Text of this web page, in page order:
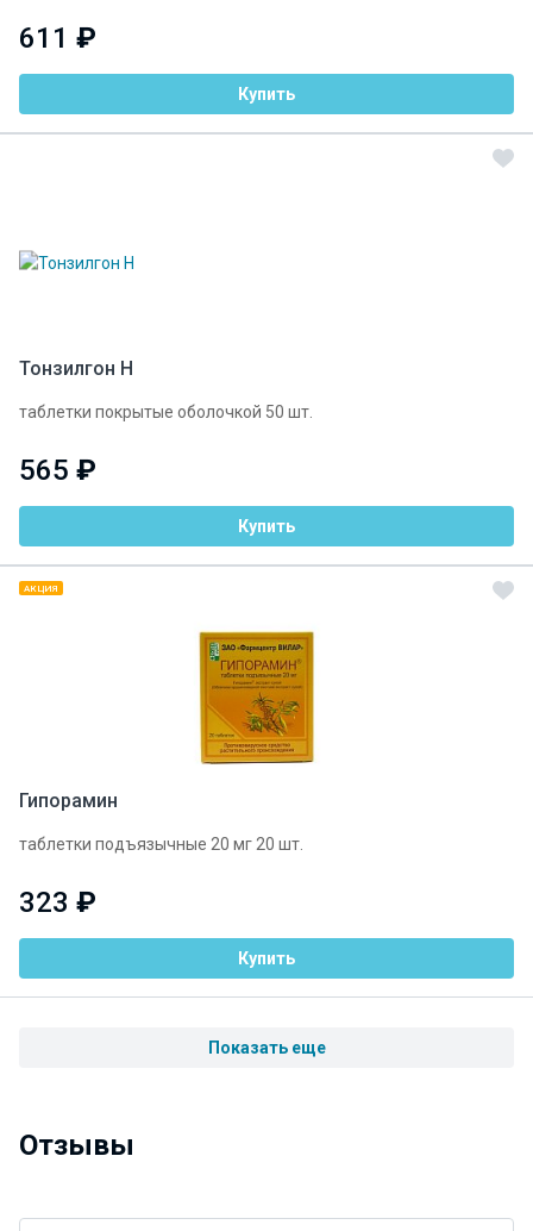
611 ₽
Купить
Тонзилгон Н
таблетки покрытые оболочкой 50 шт.
565 ₽
Купить
АКЦИЯ
Гипорамин
таблетки подъязычные 20 мг 20 шт.
323 ₽
Купить
Показать еще
Отзывы